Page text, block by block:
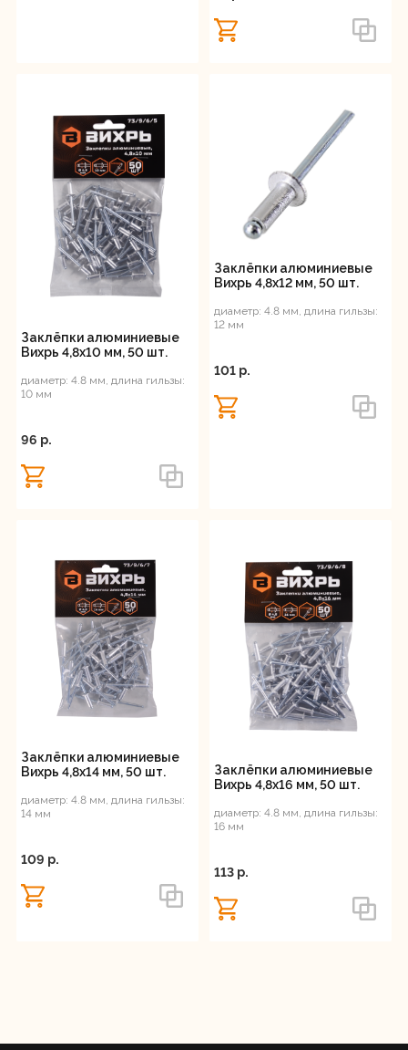
Заклёпки алюминиевые
Вихрь 4,8х10 мм, 50 шт.
диаметр: 4.8 мм, длина гильзы:
10 мм
96 p.
Заклёпки алюминиевые
Вихрь 4,8х12 мм, 50 шт.
диаметр: 4.8 мм, длина гильзы:
12 мм
101 p.
Заклёпки алюминиевые
Вихрь 4,8х14 мм, 50 шт.
диаметр: 4.8 мм, длина гильзы:
14 мм
109 p.
Заклёпки алюминиевые
Вихрь 4,8х16 мм, 50 шт.
диаметр: 4.8 мм, длина гильзы:
16 мм
113 p.